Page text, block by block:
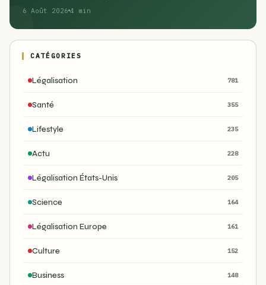
6 Août 2026 4 min
CATÉGORIES
Légalisation 781
Santé 355
Lifestyle 235
Actu 228
Légalisation États-Unis 205
Science 164
Légalisation Europe 161
Culture 152
Business 148